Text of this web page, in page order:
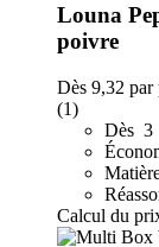
Louna
poivre
Dès 9,32 par
(1)
Dès 3
Calcul du